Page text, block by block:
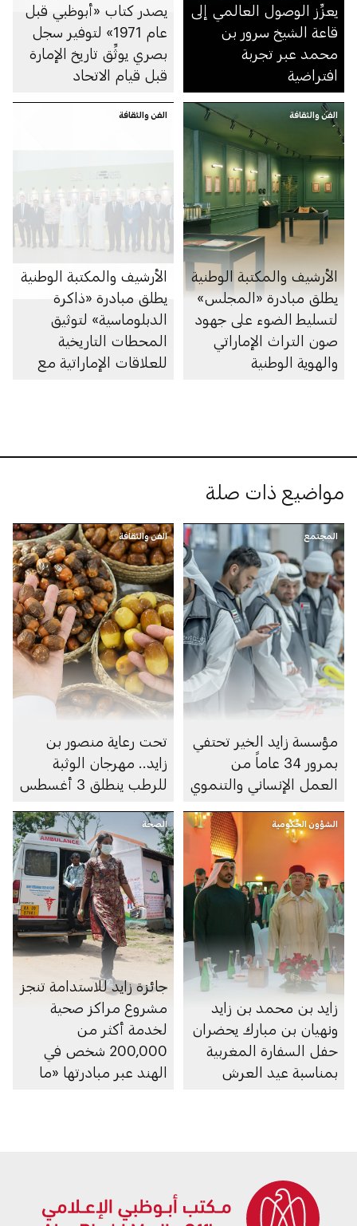
يعزِّز الوصول العالمي إلى
قاعة الشيخ سرور بن
محمد عبر تجربة
افتراضية
يصدر كتاب «أبوظبي قبل
عام 1971» لتوفير سجل
بصري يوثِّق تاريخ الإمارة
قبل قيام الاتحاد
الفن والثقافة
الأرشيف والمكتبة الوطنية
يطلق مبادرة «المجلس»
لتسليط الضوء على جهود
صون التراث الإماراتي
والهوية الوطنية
الفن والثقافة
الأرشيف والمكتبة الوطنية
يطلق مبادرة «ذاكرة
الدبلوماسية» لتوثيق
المحطات التاريخية
للعلاقات الإماراتية مع
مواضيع ذات صلة
المجتمع
مؤسسة زايد الخير تحتفي
بمرور 34 عاماً من
العمل الإنساني والتنموي
الفن والثقافة
تحت رعاية منصور بن
زايد.. مهرجان الوثبة
للرطب ينطلق 3 أغسطس
الشؤون الحكومية
زايد بن محمد بن زايد
ونهيان بن مبارك يحضران
حفل السفارة المغربية
بمناسبة عيد العرش
الصحة
جائزة زايد للاستدامة تنجز
مشروع مراكز صحية
لخدمة أكثر من
200,000 شخص في
الهند عبر مبادرتها «ما